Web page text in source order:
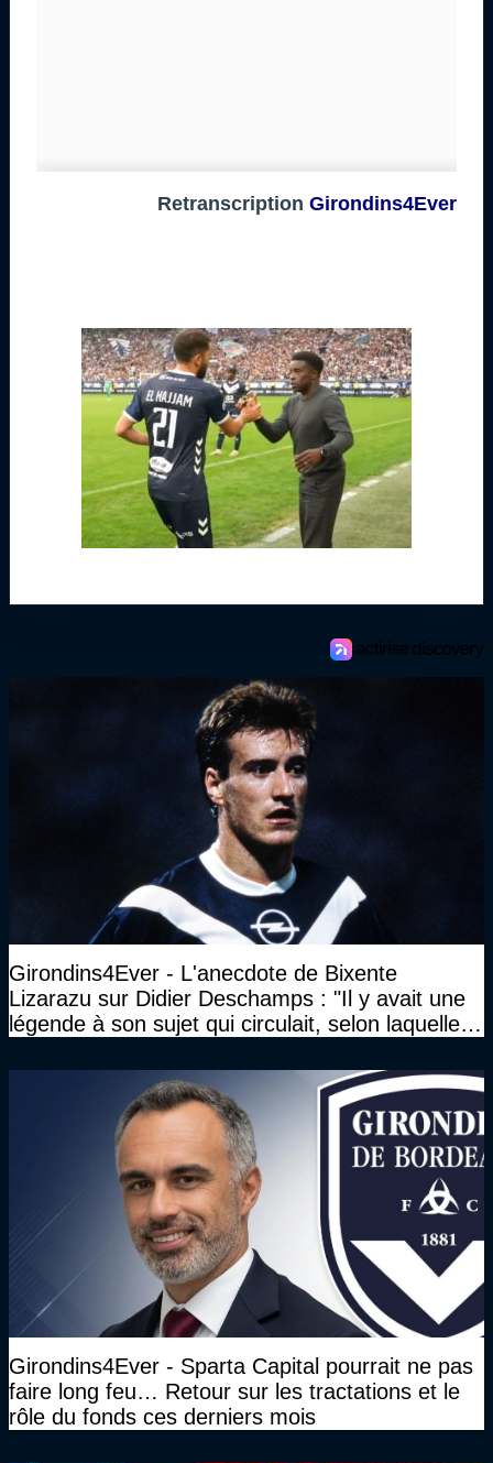
Retranscription Girondins4Ever
Girondins4Ever - L'anecdote de Bixente
Lizarazu sur Didier Deschamps : "Il y avait une
légende à son sujet qui circulait, selon laquelle il
Girondins4Ever - Sparta Capital pourrait ne pas
faire long feu… Retour sur les tractations et le
rôle du fonds ces derniers mois